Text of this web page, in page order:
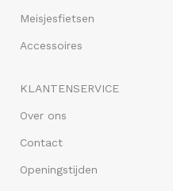
Meisjesfietsen
Accessoires
KLANTENSERVICE
Over ons
Contact
Openingstijden